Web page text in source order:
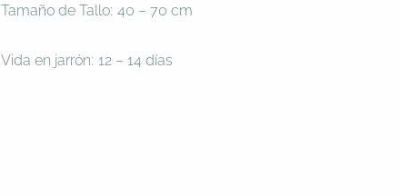
Tamaño de Tallo: 40 – 70 cm
Vida en jarrón: 12 – 14 días